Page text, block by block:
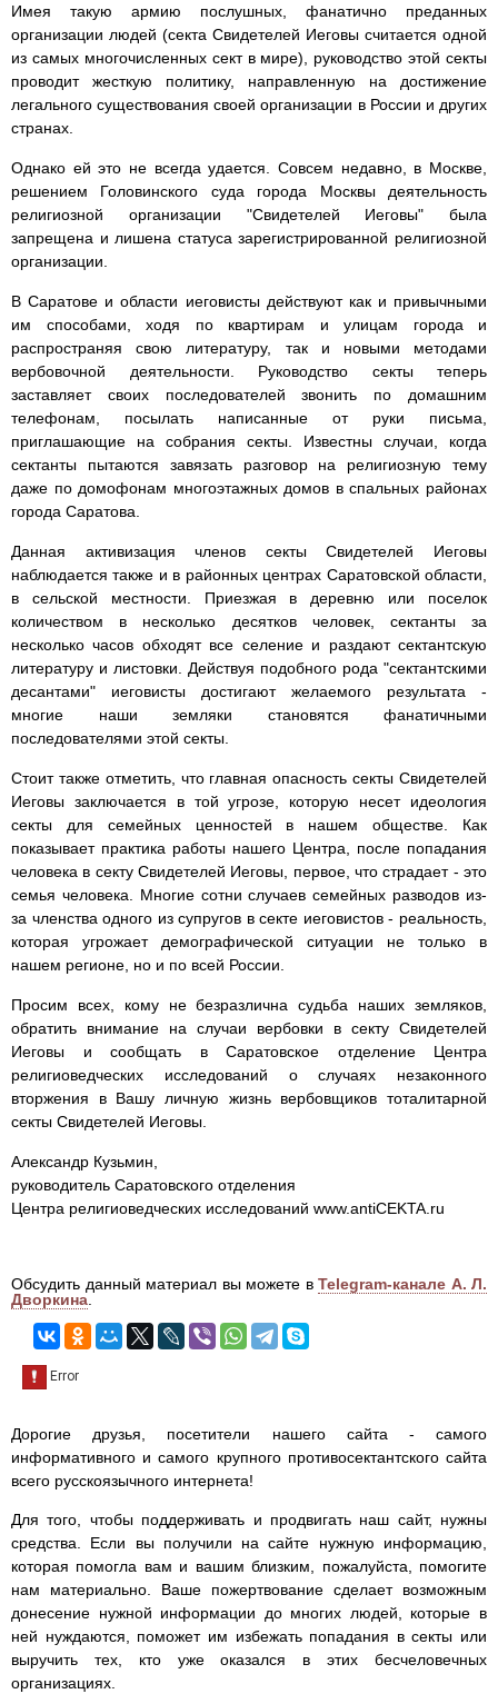
Имея такую армию послушных, фанатично преданных
организации людей (секта Свидетелей Иеговы считается одной
из самых многочисленных сект в мире), руководство этой секты
проводит жесткую политику, направленную на достижение
легального существования своей организации в России и других
странах.
Однако ей это не всегда удается. Совсем недавно, в Москве,
решением Головинского суда города Москвы деятельность
религиозной организации "Свидетелей Иеговы" была
запрещена и лишена статуса зарегистрированной религиозной
организации.
В Саратове и области иеговисты действуют как и привычными
им способами, ходя по квартирам и улицам города и
распространяя свою литературу, так и новыми методами
вербовочной деятельности. Руководство секты теперь
заставляет своих последователей звонить по домашним
телефонам, посылать написанные от руки письма,
приглашающие на собрания секты. Известны случаи, когда
сектанты пытаются завязать разговор на религиозную тему
даже по домофонам многоэтажных домов в спальных районах
города Саратова.
Данная активизация членов секты Свидетелей Иеговы
наблюдается также и в районных центрах Саратовской области,
в сельской местности. Приезжая в деревню или поселок
количеством в несколько десятков человек, сектанты за
несколько часов обходят все селение и раздают сектантскую
литературу и листовки. Действуя подобного рода "сектантскими
десантами" иеговисты достигают желаемого результата -
многие наши земляки становятся фанатичными
последователями этой секты.
Стоит также отметить, что главная опасность секты Свидетелей
Иеговы заключается в той угрозе, которую несет идеология
секты для семейных ценностей в нашем обществе. Как
показывает практика работы нашего Центра, после попадания
человека в секту Свидетелей Иеговы, первое, что страдает - это
семья человека. Многие сотни случаев семейных разводов из-
за членства одного из супругов в секте иеговистов - реальность,
которая угрожает демографической ситуации не только в
нашем регионе, но и по всей России.
Просим всех, кому не безразлична судьба наших земляков,
обратить внимание на случаи вербовки в секту Свидетелей
Иеговы и сообщать в Саратовское отделение Центра
религиоведческих исследований о случаях незаконного
вторжения в Вашу личную жизнь вербовщиков тоталитарной
секты Свидетелей Иеговы.
Александр Кузьмин,
руководитель Саратовского отделения
Центра религиоведческих исследований www.antiCEKTA.ru
Обсудить данный материал вы можете в Telegram-канале А. Л.
Дворкина
Дорогие друзья, посетители нашего сайта - самого
информативного и самого крупного противосектантского сайта
всего русскоязычного интернета!
Для того, чтобы поддерживать и продвигать наш сайт, нужны
средства. Если вы получили на сайте нужную информацию,
которая помогла вам и вашим близким, пожалуйста, помогите
нам материально. Ваше пожертвование сделает возможным
донесение нужной информации до многих людей, которые в
ней нуждаются, поможет им избежать попадания в секты или
выручить тех, кто уже оказался в этих бесчеловечных
организациях.